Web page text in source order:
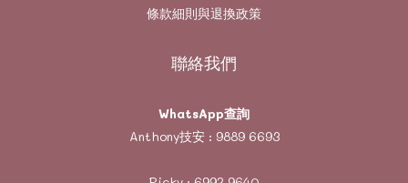
條款細則與退換政策
聯絡我們
WhatsApp查詢
Anthony技安 : 9889 6693